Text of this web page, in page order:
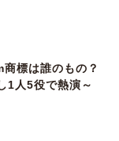
商標は誰のもの？
1人5役で熱演～